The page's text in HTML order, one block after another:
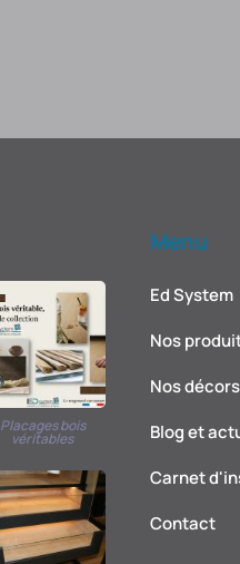
Placages bois
véritables
Menu
Ed System
Nos
Nos
Blog et
Carnet
Contact